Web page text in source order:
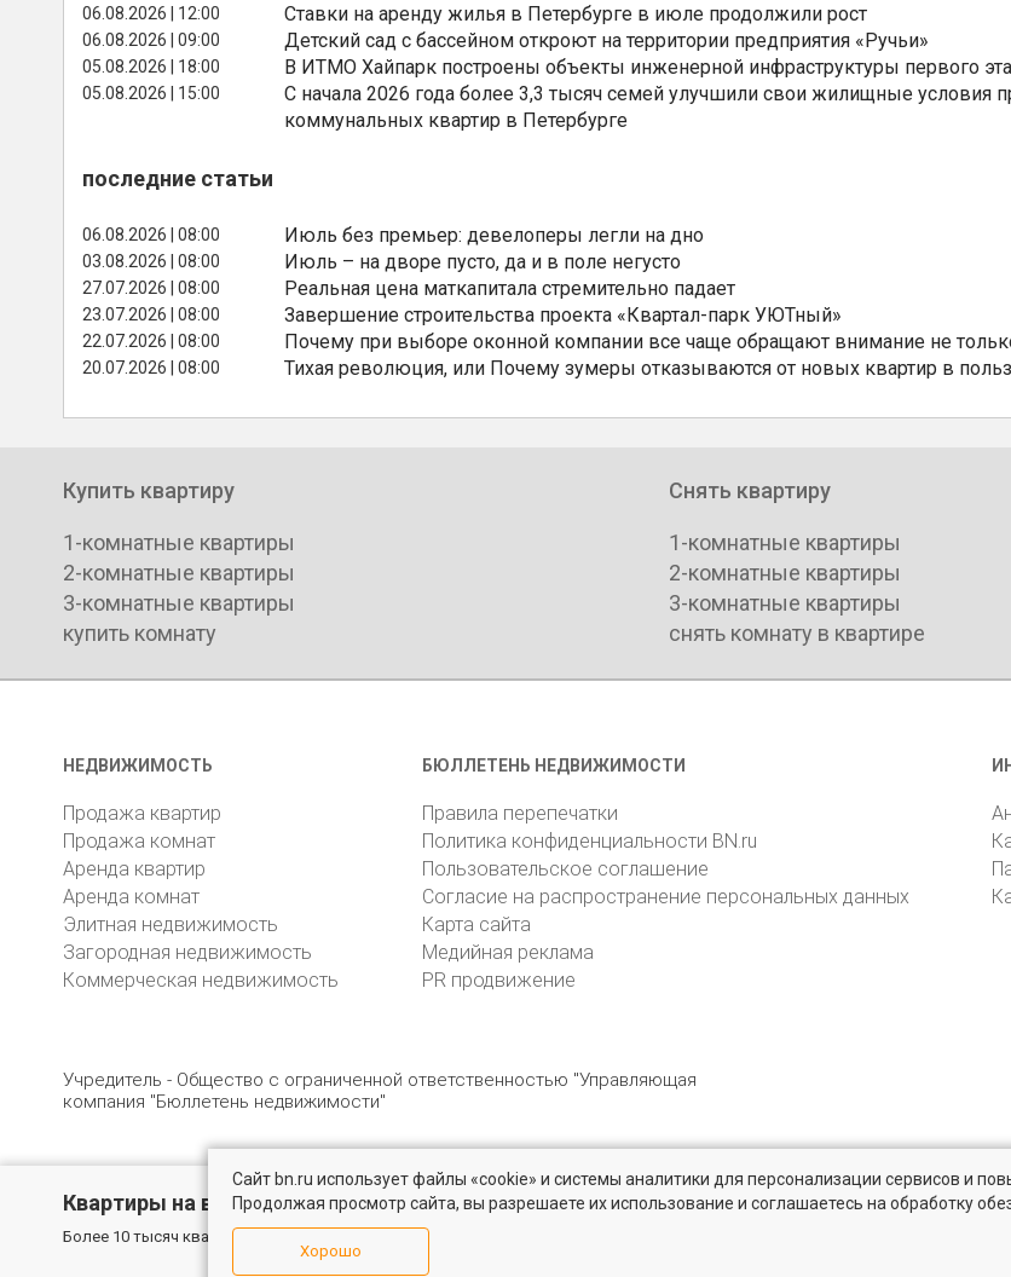
Квартиры на вторичном рынке
Более 10 тысяч квартир в Санкт-Петербурге и области от собственников и агентств недвижимости
06.08.2026 | 12:00 Ставки на аренду жилья в Петербурге в июле продолжили рост
06.08.2026 | 09:00 Детский сад с бассейном откроют на территории предприятия «Ручьи»
05.08.2026 | 18:00 В ИТМО Хайпарк построены объекты инженерной инфраструктуры первого
05.08.2026 | 15:00
С начала 2026 года более 3,3 тысяч семей улучшили свои жилищные условия
коммунальных квартир в Петербурге
последние статьи
06.08.2026 | 08:00 Июль без премьер: девелоперы легли на дно
03.08.2026 | 08:00 Июль – на дворе пусто, да и в поле негусто
27.07.2026 | 08:00 Реальная цена маткапитала стремительно падает
23.07.2026 | 08:00 Завершение строительства проекта «Квартал-парк УЮТный»
22.07.2026 | 08:00 Почему при выборе оконной компании все чаще обращают внимание не
20.07.2026 | 08:00 Тихая революция, или Почему зумеры отказываются от новых квартир в
Купить квартиру
1-комнатные квартиры
2-комнатные квартиры
3-комнатные квартиры
купить комнату
Снять квартиру
1-комнатные квартиры
2-комнатные квартиры
3-комнатные квартиры
снять комнату в квартире
НЕДВИЖИМОСТЬ
Продажа квартир
Продажа комнат
Аренда квартир
Аренда комнат
Элитная недвижимость
Загородная недвижимость
Коммерческая недвижимость
БЮЛЛЕТЕНЬ НЕДВИЖИМОСТИ
Правила перепечатки
Политика конфиденциальности BN.ru
Пользовательское соглашение
Согласие на распространение персональных данных
Карта сайта
Медийная реклама
PR продвижение
Учредитель - Общество с ограниченной ответственностью "Управляющая
компания "Бюллетень недвижимости"
© 2005 – 2026, ООО «УК «БН» 8 (812) 331-93-56 196105, Санкт-Петербург, пр. Юрия Гагарина, 1
Сайт bn.ru использует файлы «cookie» и системы аналитики для персонализации сервисов и
Продолжая просмотр сайта, вы разрешаете их использование и соглашаетесь на обработку
Хорошо